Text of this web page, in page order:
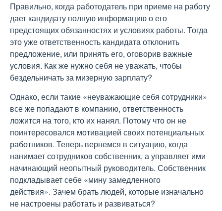
Правильно, когда работодатель при приеме на работу
дает кандидату полную информацию о его
предстоящих обязанностях и условиях работы. Тогда
это уже ответственность кандидата отклонить
предложение, или принять его, оговорив важные
условия. Как же нужно себя не уважать, чтобы
бездельничать за мизерную зарплату?
Однако, если такие «неуважающие себя сотрудники»
все же попадают в компанию, ответственность
ложится на того, кто их нанял. Потому что он не
поинтересовался мотивацией своих потенциальных
работников. Теперь вернемся в ситуацию, когда
нанимает сотрудников собственник, а управляет ими
начинающий неопытный руководитель. Собственник
подкладывает себе «мину замедленного
действия». Зачем брать людей, которые изначально
не настроены работать и развиваться?